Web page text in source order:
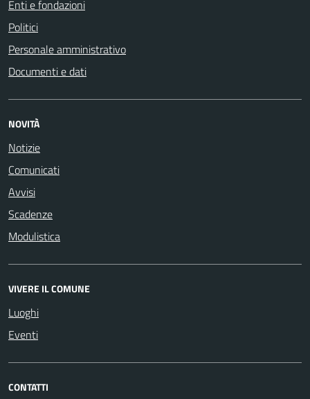
Enti e fondazioni
Politici
Personale amministrativo
Documenti e dati
NOVITÀ
Notizie
Comunicati
Avvisi
Scadenze
Modulistica
VIVERE IL COMUNE
Luoghi
Eventi
CONTATTI